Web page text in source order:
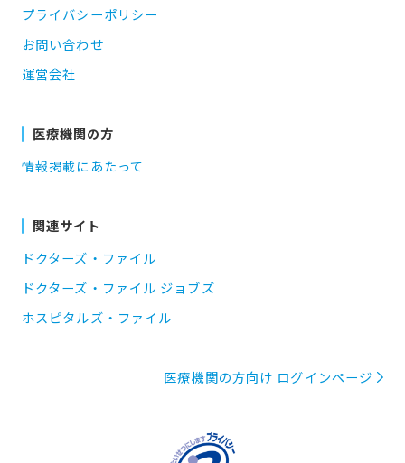
プライバシーポリシー
お問い合わせ
運営会社
医療機関の方
情報掲載にあたって
関連サイト
ドクターズ・ファイル
ドクターズ・ファイル ジョブズ
ホスピタルズ・ファイル
医療機関の方向け ログインページ